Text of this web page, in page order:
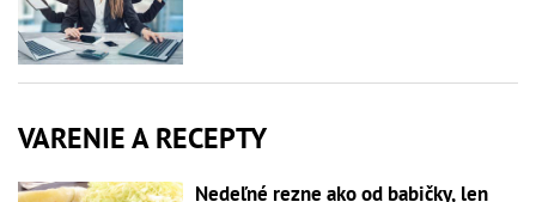
VARENIE A RECEPTY
Nedeľné rezne ako od babičky, len